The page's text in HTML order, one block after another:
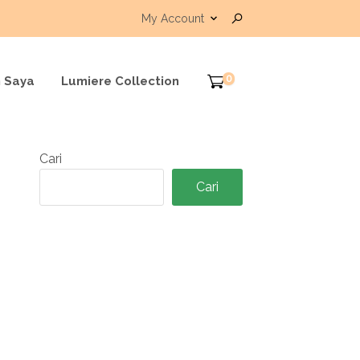
My Account
Saya Lumiere Collection 0
Cari
Cari